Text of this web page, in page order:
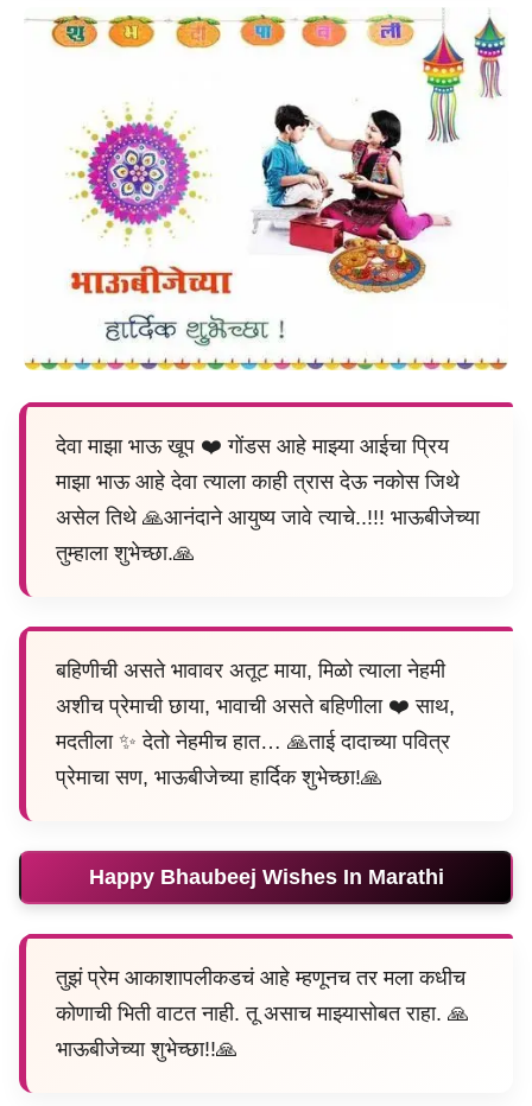
देवा माझा भाऊ खूप ❤️ गोंडस आहे माझ्या आईचा प्रिय
माझा भाऊ आहे देवा त्याला काही त्रास देऊ नकोस जिथे
असेल तिथे 🙏आनंदाने आयुष्य जावे त्याचे..!!! भाऊबीजेच्या
तुम्हाला शुभेच्छा.🙏
बहिणीची असते भावावर अतूट माया, मिळो त्याला नेहमी
अशीच प्रेमाची छाया, भावाची असते बहिणीला ❤️ साथ,
मदतीला ✨ देतो नेहमीच हात… 🙏ताई दादाच्या पवित्र
प्रेमाचा सण, भाऊबीजेच्या हार्दिक शुभेच्छा!🙏
Happy Bhaubeej Wishes In Marathi
तुझं प्रेम आकाशापलीकडचं आहे म्हणूनच तर मला कधीच
कोणाची भिती वाटत नाही. तू असाच माझ्यासोबत राहा. 🙏
भाऊबीजेच्या शुभेच्छा!!🙏